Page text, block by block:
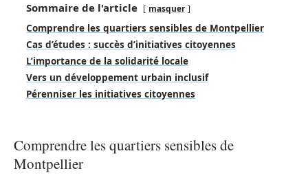
Sommaire de l'article masquer
Comprendre les quartiers sensibles de Montpellier
Cas d’études : succès d’initiatives citoyennes
L’importance de la solidarité locale
Vers un développement urbain inclusif
Pérenniser les initiatives citoyennes
Comprendre les quartiers sensibles de
Montpellier